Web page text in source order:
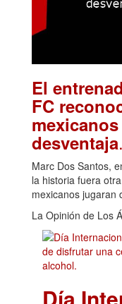
El
FC
desventaja
Marc Dos Santos,
la historia fuera
mexicanos jugaran
La Opinión de Los
Día